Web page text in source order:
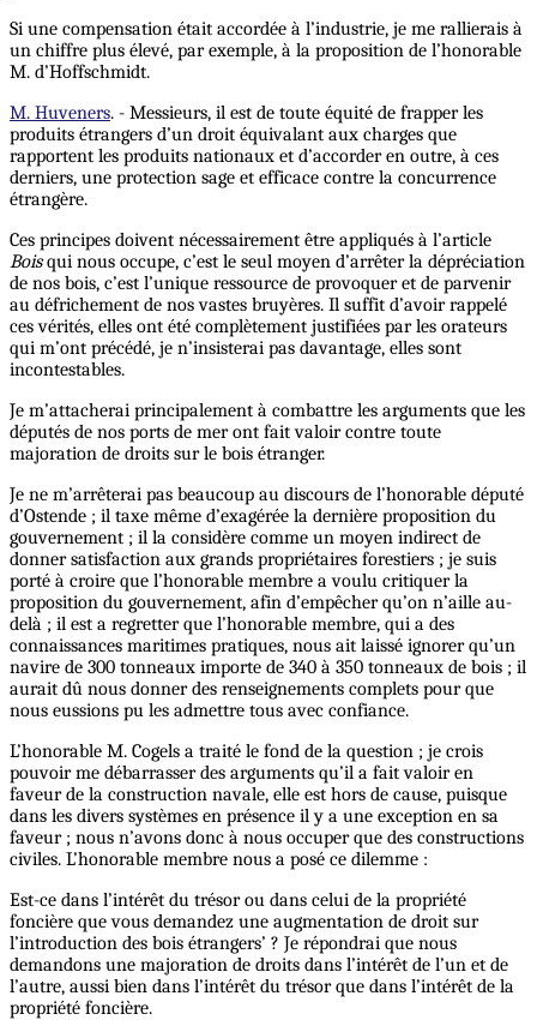
Si une compensation était accordée à l’industrie, je me rallierais à
un chiffre plus élevé, par exemple, à la proposition de l’honorable
M. d’Hoffschmidt.
M. Huveners. - Messieurs, il est de toute équité de frapper les
produits étrangers d’un droit équivalant aux charges que
rapportent les produits nationaux et d’accorder en outre, à ces
derniers, une protection sage et efficace contre la concurrence
étrangère.
Ces principes doivent nécessairement être appliqués à l’article
Boisqui nous occupe, c’est le seul moyen d’arrêter la dépréciation
de nos bois, c’est l’unique ressource de provoquer et de parvenir
au défrichement de nos vastes bruyères. Il suffit d’avoir rappelé
ces vérités, elles ont été complètement justifiées par les orateurs
qui m’ont précédé, je n’insisterai pas davantage, elles sont
incontestables.
Je m’attacherai principalement à combattre les arguments que les
députés de nos ports de mer ont fait valoir contre toute
majoration de droits sur le bois étranger.
Je ne m’arrêterai pas beaucoup au discours de l’honorable député
d’Ostende ; il taxe même d’exagérée la dernière proposition du
gouvernement ; il la considère comme un moyen indirect de
donner satisfaction aux grands propriétaires forestiers ; je suis
porté à croire que l’honorable membre a voulu critiquer la
proposition du gouvernement, afin d’empêcher qu’on n’aille au-
delà ; il est a regretter que l’honorable membre, qui a des
connaissances maritimes pratiques, nous ait laissé ignorer qu’un
navire de 300 tonneaux importe de 340 à 350 tonneaux de bois ; il
aurait dû nous donner des renseignements complets pour que
nous eussions pu les admettre tous avec confiance.
L’honorable M. Cogels a traité le fond de la question ; je crois
pouvoir me débarrasser des arguments qu’il a fait valoir en
faveur de la construction navale, elle est hors de cause, puisque
dans les divers systèmes en présence il y a une exception en sa
faveur ; nous n’avons donc à nous occuper que des constructions
civiles. L’honorable membre nous a posé ce dilemme :
Est-ce dans l’intérêt du trésor ou dans celui de la propriété
foncière que vous demandez une augmentation de droit sur
l’introduction des bois étrangers’ ? Je répondrai que nous
demandons une majoration de droits dans l’intérêt de l’un et de
l’autre, aussi bien dans l’intérêt du trésor que dans l’intérêt de la
propriété foncière.